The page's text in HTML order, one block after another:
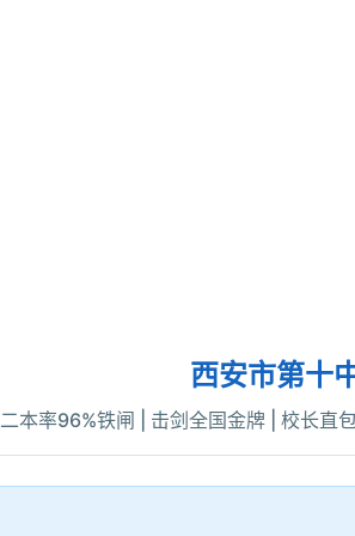
西安市第十
二本率96%铁闸 | 击剑全国金牌 | 校长直